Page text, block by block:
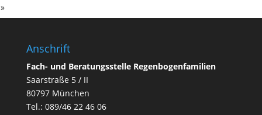
»
Anschrift
Fach- und Beratungsstelle Regenbogenfamilien
Saarstraße 5 / II
80797 München
Tel.: 089/46 22 46 06